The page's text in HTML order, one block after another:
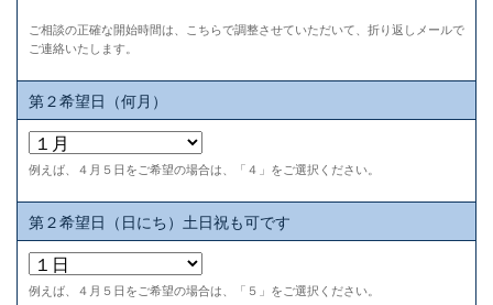
ご相談の正確な開始時間は、こちらで調整させていただいて、折り返しメールで
ご連絡いたします。
第２希望日（何月）
例えば、４月５日をご希望の場合は、「４」をご選択ください。
第２希望日（日にち）土日祝も可です
例えば、４月５日をご希望の場合は、「５」をご選択ください。